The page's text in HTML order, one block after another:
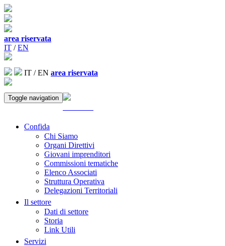
area riservata
IT /EN
IT /EN area riservata
Toggle navigation
Confida
Chi Siamo
Organi Direttivi
Giovani imprenditori
Commissioni tematiche
Elenco Associati
Struttura Operativa
Delegazioni Territoriali
Il settore
Dati di settore
Storia
Link Utili
Servizi